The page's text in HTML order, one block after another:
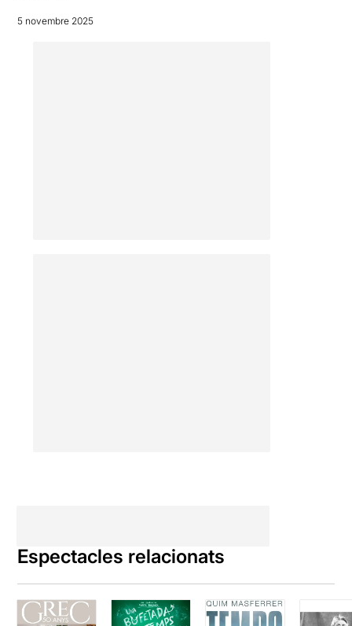
5 novembre 2025
Espectacles relacionats